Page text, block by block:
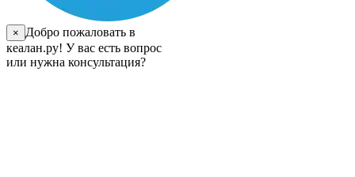
×
Добро пожаловать в
кеалан.ру! У вас есть вопрос
или нужна консультация?